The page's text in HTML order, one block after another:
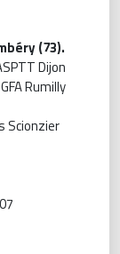
(73).
Dijon
Rumilly
Scionzier